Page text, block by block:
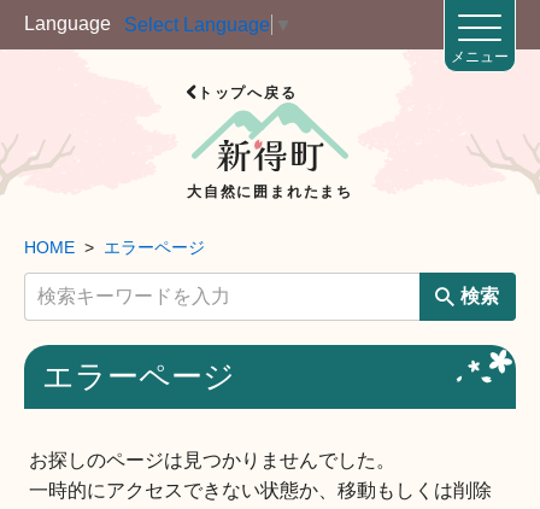
Language Select Language
トップへ戻る
大自然に囲まれたまち
メニュー
HOME エラーページ
検索
エラーページ
お探しのページは見つかりませんでした。
一時的にアクセスできない状態か、移動もしくは削除